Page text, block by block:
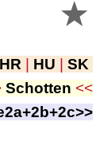
HR | HU | SK
Schotten <<